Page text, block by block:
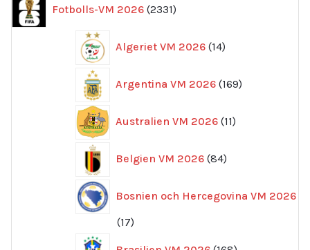
Fotbolls-VM 2026 2331
produkter
Algeriet VM 2026 14
produkter
Argentina VM 2026 169
produkter
Australien VM 2026 11
produkter
Belgien VM 2026 84
produkter
Bosnien och Hercegovina VM 2026
1717